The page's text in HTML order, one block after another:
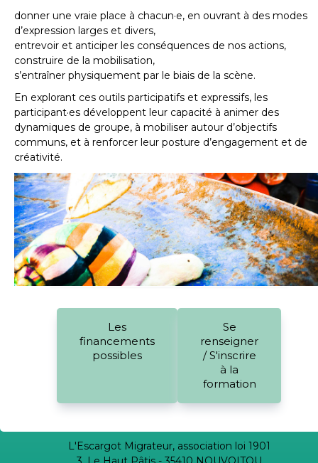
donner une vraie place à chacun·e, en ouvrant à des modes
d’expression larges et divers,
entrevoir et anticiper les conséquences de nos actions,
construire de la mobilisation,
s’entraîner physiquement par le biais de la scène.
En explorant ces outils participatifs et expressifs, les
participant·es développent leur capacité à animer des
dynamiques de groupe, à mobiliser autour d’objectifs
communs, et à renforcer leur posture d’engagement et de
créativité.
Les
financements
possibles
Se
renseigner
/ S'inscrire
à la
formation
L'Escargot Migrateur, association loi 1901